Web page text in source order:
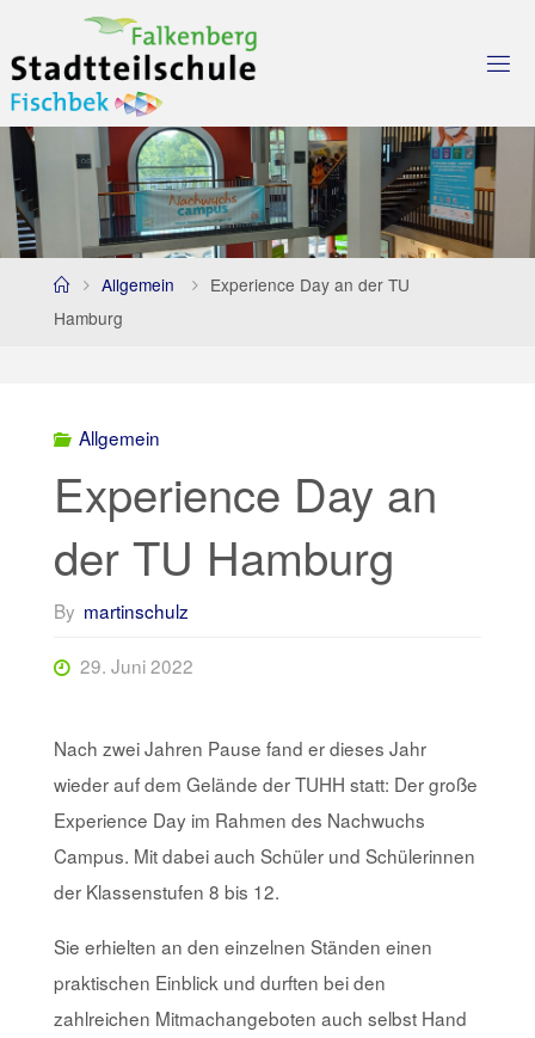
to
content
HomeAllgemein
Experience Day an der TU
Hamburg
Allgemein
Experience Day an
der TU Hamburg
By martinschulz
29. Juni 2022
Nach zwei Jahren Pause fand er dieses Jahr
wieder auf dem Gelände der TUHH statt: Der große
Experience Day im Rahmen des Nachwuchs
Campus. Mit dabei auch Schüler und Schülerinnen
der Klassenstufen 8 bis 12.
Sie erhielten an den einzelnen Ständen einen
praktischen Einblick und durften bei den
zahlreichen Mitmachangeboten auch selbst Hand